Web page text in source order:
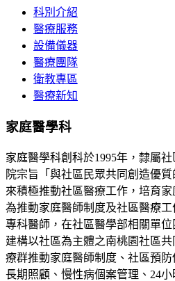
科別介紹
醫療服務
設備儀器
醫療團隊
衛教專區
醫療新知
家庭醫學科
家庭醫學科創科於1995年，隸屬
院宗旨「與社區民眾共同創造優
來積極推動社區醫療工作，培育家
為推動家庭醫師制度及社區醫療
專科醫師，在社區醫學部相關單
建構以社區為主體之南桃園社區
療群推動家庭醫師制度、社區預
長期照顧、慢性病個案管理、24